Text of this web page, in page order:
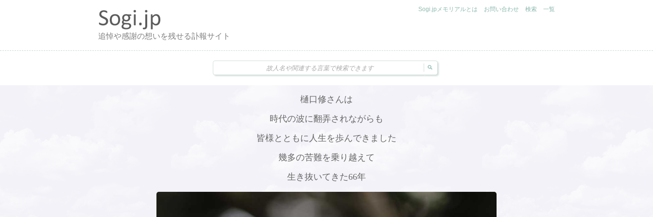
追悼や感謝の想いを残せる訃報サイト
Sogi.jpメモリアルとは お問い合わせ 検索 一覧
樋口修さんは
時代の波に翻弄されながらも
皆様とともに人生を歩んできました
幾多の苦難を乗り越えて
生き抜いてきた66年